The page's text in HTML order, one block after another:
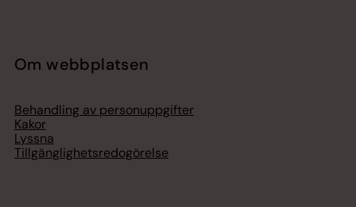
Om webbplatsen
Behandling av personuppgifter
Kakor
Lyssna
Tillgänglighetsredogörelse